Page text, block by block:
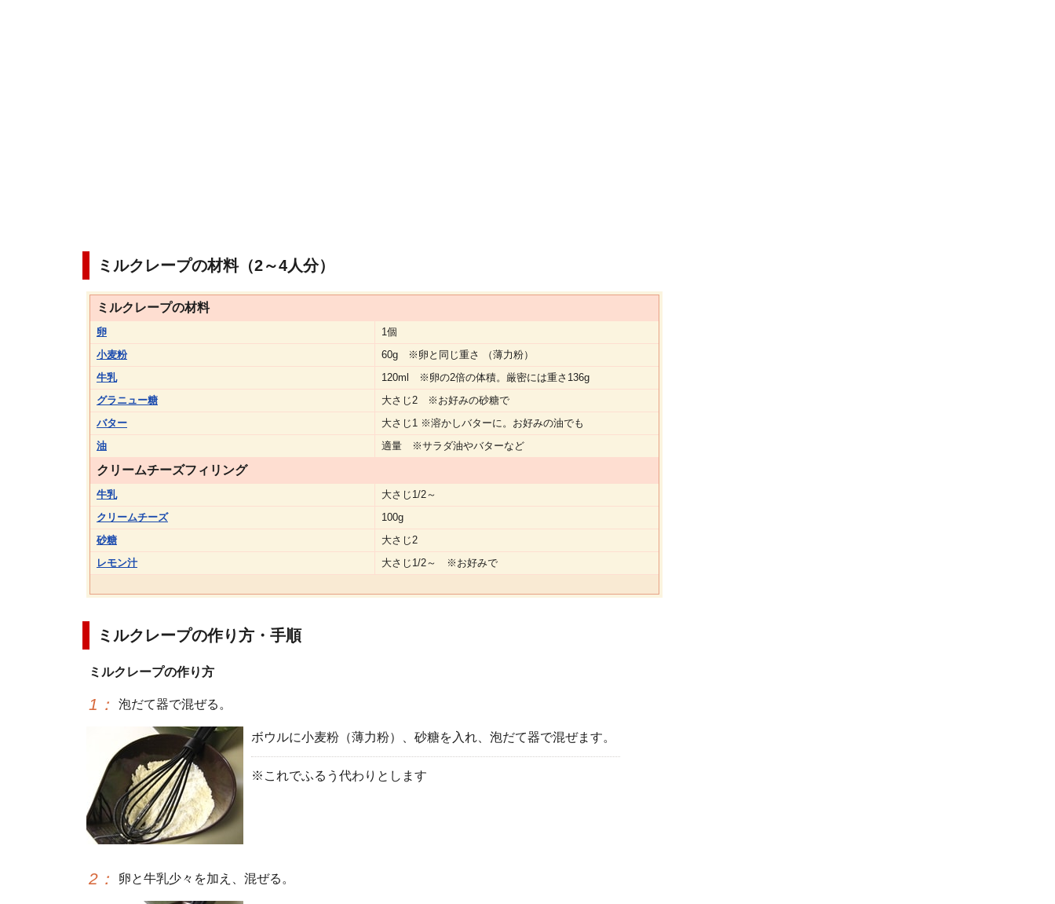
ミルクレープの材料（2～4人分）
ミルクレープの材料
卵
1個
小麦粉
60g ※卵と同じ重さ （薄力粉）
牛乳
120ml ※卵の2倍の体積。厳密には重さ136g
グラニュー糖
大さじ2 ※お好みの砂糖で
バター
大さじ1 ※溶かしバターに。お好みの油でも
油
適量 ※サラダ油やバターなど
クリームチーズフィリング
牛乳
大さじ1/2～
クリームチーズ
100g
砂糖
大さじ2
レモン汁
大さじ1/2～ ※お好みで
ミルクレープの作り方・手順
ミルクレープの作り方
1 ： 泡だて器で混ぜる。
ボウルに小麦粉（薄力粉）、砂糖を入れ、泡だて器で混ぜます。
※これでふるう代わりとします
2 ： 卵と牛乳少々を加え、混ぜる。